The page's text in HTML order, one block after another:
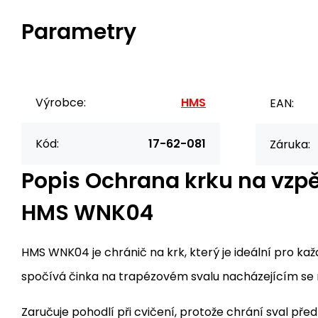
Parametry
Výrobce: HMS
Kód: 17-62-081
EAN:
Záruka:
Popis Ochrana krku na
HMS WNK04
HMS WNK04 je chránič na krk, který je ideální pro
spočívá činka na trapézovém svalu nacházejícím se
Zaručuje pohodlí při cvičení, protože chrání sval